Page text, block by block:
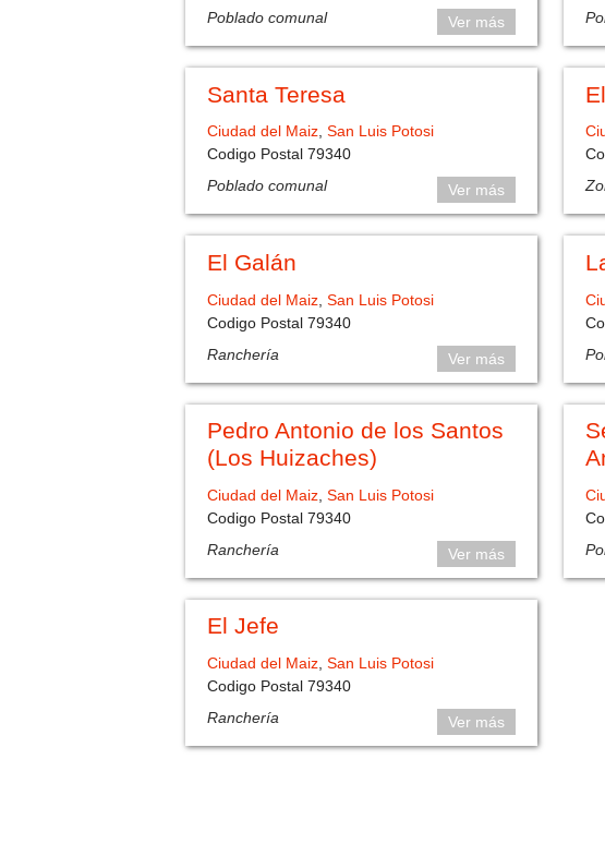
Poblado comunal
Ver más
Santa Teresa
Ciudad del Maiz, San Luis Potosi
Codigo Postal 79340
Poblado comunal
Ver más
El Galán
Ciudad del Maiz San Luis Potosi
Codigo Postal 79340
Ranchería
Ver más
Pedro Antonio de los Santos
(Los Huizaches)
Ciudad del Maiz San Luis Potosi
Codigo Postal 79340
Ranchería
Ver más
El Jefe
Ciudad del Maiz San Luis Potosi
Codigo Postal 79340
Ranchería
Ver más